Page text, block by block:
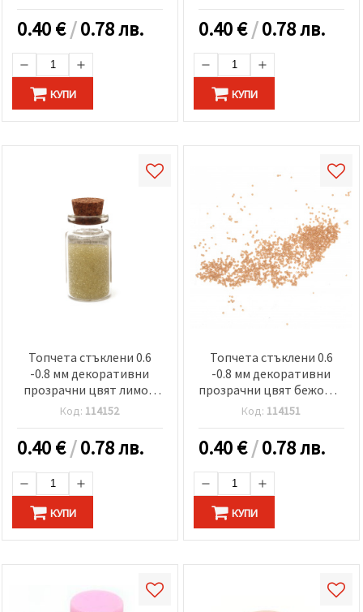
0.40€/0.78 лв.
КУПИ
0.40€/0.78 лв.
КУПИ
Топчета стъклени 0.6
-0.8 мм декоративни
прозрачни цвят лимон
шифон -10 грама
Код: 114152
0.40€/0.78 лв.
КУПИ
Топчета стъклени 0.6
-0.8 мм декоративни
прозрачни цвят бежово-
кафяв -10 грама
Код: 114151
0.40€/0.78 лв.
КУПИ